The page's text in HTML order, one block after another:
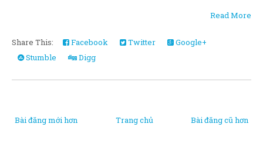
Read More
Share This: Facebook Twitter
Google+
Stumble
Digg
Bài đăng mới hơn Bài đăng cũ hơn
Trang chủ